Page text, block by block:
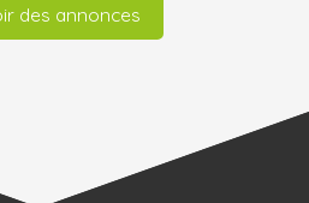
des annonces